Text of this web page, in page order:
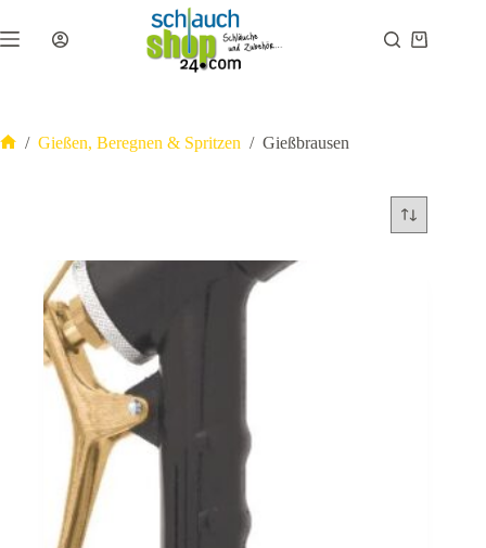
Inhalt
springen
Warenkorb
/ Gießen, Beregnen & Spritzen / Gießbrausen